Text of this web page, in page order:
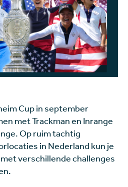
Cup in september
met Trackman en Inrange
Op ruim tachtig
in Nederland kun je
verschillende challenges